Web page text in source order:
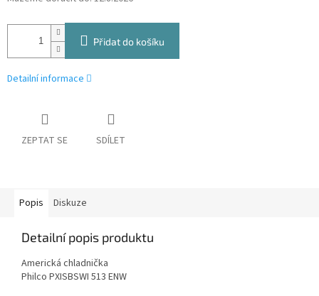
Přidat do košíku
Detailní informace
ZEPTAT SE SDÍLET
Popis Diskuze
Detailní popis produktu
Americká chladnička
Philco PXISBSWI 513 ENW